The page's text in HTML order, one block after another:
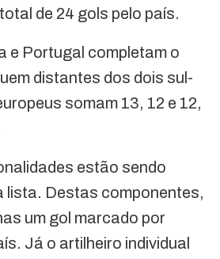
de 24 gols pelo país.
e Portugal completam o
distantes dos dois sul-
somam 13, 12 e 12,
estão sendo
lista. Destas componentes,
um gol marcado por
Já o artilheiro individual